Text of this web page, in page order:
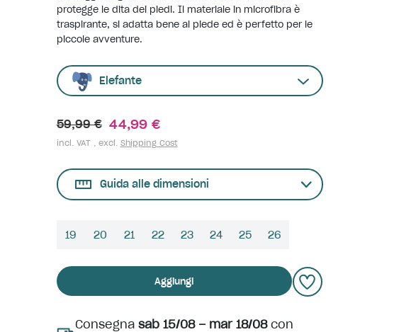
protegge le dita dei piedi. Il materiale in microfibra è
traspirante, si adatta bene al piede ed è perfetto per le
piccole avventure.
Elefante
59,99 € 44,99 €
incl. VAT , excl. Shipping Cost
Guida alle dimensioni
19 20 21 22 23 24 25 26
Aggiungi
Consegna sab 15/08 – mar 18/08con